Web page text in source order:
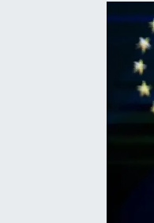
İletişim/Künye